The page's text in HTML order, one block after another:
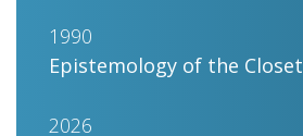
1990
Epistemology of the Closet
2026